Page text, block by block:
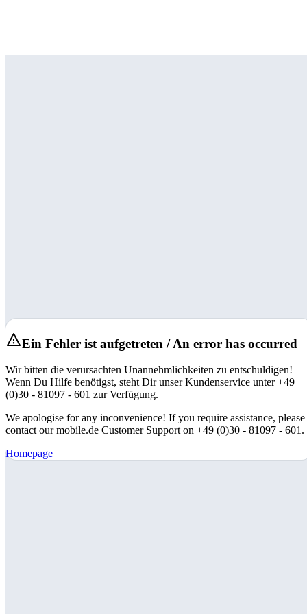
Ein Fehler ist aufgetreten / An error has occurred
Wir bitten die verursachten Unannehmlichkeiten zu entschuldigen!
Wenn Du Hilfe benötigst, steht Dir unser Kundenservice unter +49
(0)30 - 81097 - 601 zur Verfügung.
We apologise for any inconvenience! If you require assistance, please
contact our mobile.de Customer Support on +49 (0)30 - 81097 - 601.
Homepage